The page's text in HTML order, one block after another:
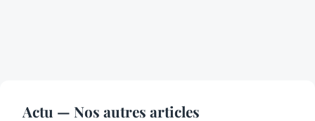
Actu — Nos autres articles